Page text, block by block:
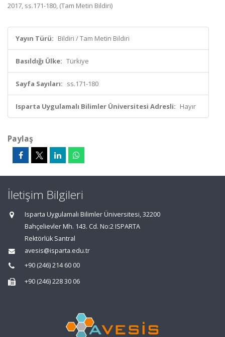
2017, ss.171-180, (Tam Metin Bildiri)
Yayın Türü: Bildiri / Tam Metin Bildiri
Basıldığı Ülke: Türkiye
Sayfa Sayıları: ss.171-180
Isparta Uygulamalı Bilimler Üniversitesi Adresli: Hayır
Paylaş
İletişim Bilgileri
Isparta Uygulamalı Bilimler Üniversitesi, 32200
Bahçelievler Mh. 143. Cd. No:2 ISPARTA
Rektörlük Santral
avesis@isparta.edu.tr
+90 (246) 214 60 00
+90 (246) 228 30 06